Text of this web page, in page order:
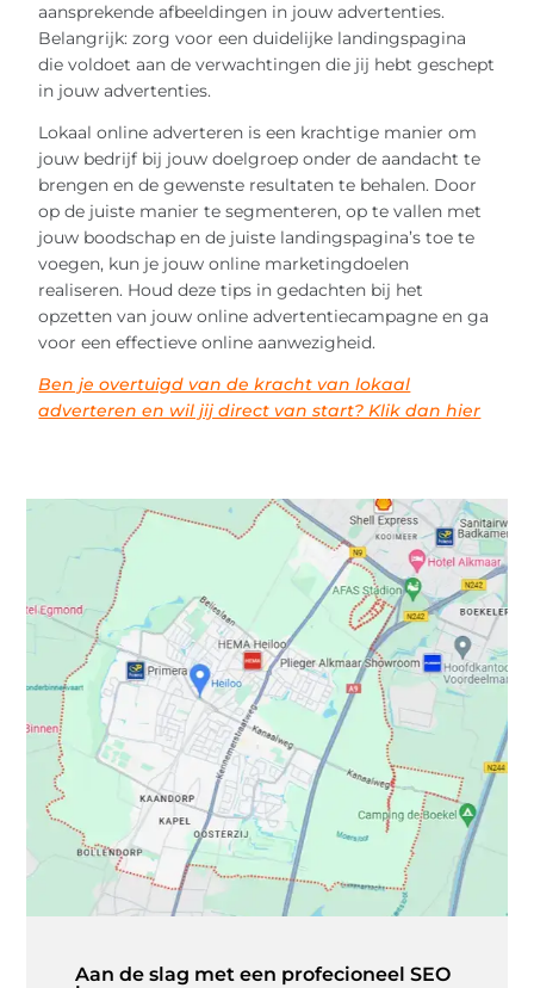
aansprekende afbeeldingen in jouw advertenties.
Belangrijk: zorg voor een duidelijke landingspagina
die voldoet aan de verwachtingen die jij hebt geschept
in jouw advertenties.
Lokaal online adverteren is een krachtige manier om
jouw bedrijf bij jouw doelgroep onder de aandacht te
brengen en de gewenste resultaten te behalen. Door
op de juiste manier te segmenteren, op te vallen met
jouw boodschap en de juiste landingspagina’s toe te
voegen, kun je jouw online marketingdoelen
realiseren. Houd deze tips in gedachten bij het
opzetten van jouw online advertentiecampagne en ga
voor een effectieve online aanwezigheid.
Ben je overtuigd van de kracht van lokaal
adverteren en wil jij direct van start? Klik dan hier
Aan de slag met een profecioneel SEO